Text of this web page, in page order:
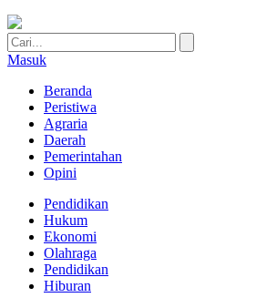
Masuk
Beranda
Peristiwa
Agraria
Daerah
Pemerintahan
Opini
Pendidikan
Hukum
Ekonomi
Olahraga
Pendidikan
Hiburan